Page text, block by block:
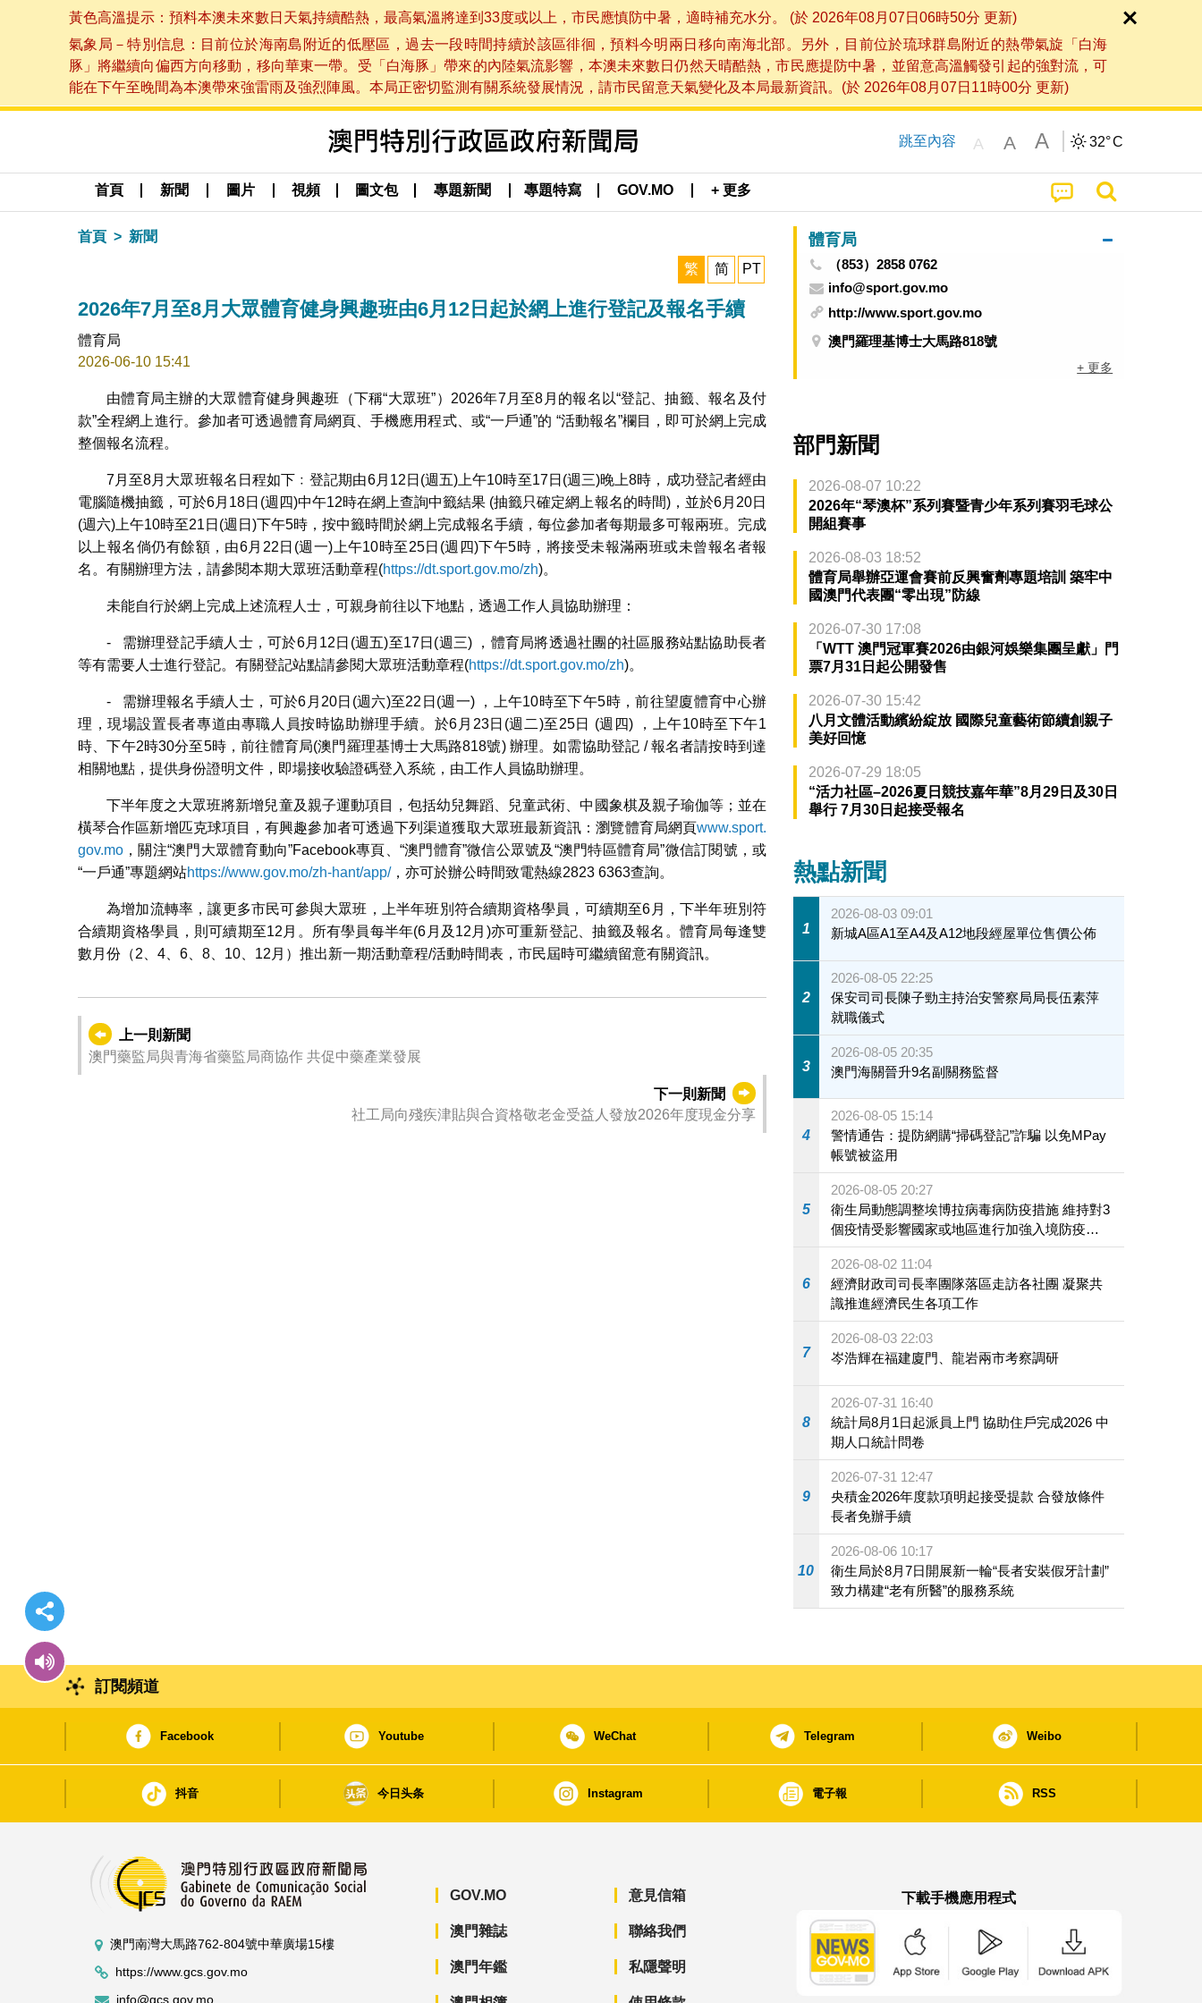
黃色高溫提示：預料本澳未來數日天氣持續酷熱，最高氣溫將達到33度或以上，市民應慎防中暑，適時補充水分。 (於 2026年08月07日06時50分 更新)
氣象局－特別信息：目前位於海南島附近的低壓區，過去一段時間持續於該區徘徊，預料今明兩日移向南海北部。另外，目前位於琉球群島附近的熱帶氣旋「白海
豚」將繼續向偏西方向移動，移向華東一帶。受「白海豚」帶來的內陸氣流影響，本澳未來數日仍然天晴酷熱，市民應提防中暑，並留意高溫觸發引起的強對流，可
能在下午至晚間為本澳帶來強雷雨及強烈陣風。本局正密切監測有關系統發展情況，請市民留意天氣變化及本局最新資訊。(於 2026年08月07日11時00分 更新)
跳至內容 A A A 32°C
首頁 新聞 圖片 視頻 圖文包 專題新聞 專題特寫 GOV.MO + 更多
首頁 新聞
繁 简 PT
2026年7月至8月大眾體育健身興趣班由6月12日起於網上進行登記及報名手續
體育局
2026-06-10 15:41
由體育局主辦的大眾體育健身興趣班（下稱“大眾班”）2026年7月至8月的報名以“登記、抽籤、報名及付
款”全程網上進行。參加者可透過體育局網頁、手機應用程式、或“一戶通”的 “活動報名”欄目，即可於網上完成
整個報名流程。
7月至8月大眾班報名日程如下﹕登記期由6月12日(週五)上午10時至17日(週三)晚上8時，成功登記者經由
電腦隨機抽籤，可於6月18日(週四)中午12時在網上查詢中籤結果 (抽籤只確定網上報名的時間)，並於6月20日
(週六)上午10時至21日(週日)下午5時，按中籤時間於網上完成報名手續，每位參加者每期最多可報兩班。完成
以上報名倘仍有餘額，由6月22日(週一)上午10時至25日(週四)下午5時，將接受未報滿兩班或未曾報名者報
名。有關辦理方法，請參閱本期大眾班活動章程(https://dt.sport.gov.mo/zh)。
未能自行於網上完成上述流程人士，可親身前往以下地點，透過工作人員協助辦理：
- 需辦理登記手續人士，可於6月12日(週五)至17日(週三) ，體育局將透過社團的社區服務站點協助長者
等有需要人士進行登記。有關登記站點請參閱大眾班活動章程(https://dt.sport.gov.mo/zh)。
- 需辦理報名手續人士，可於6月20日(週六)至22日(週一) ，上午10時至下午5時，前往望廈體育中心辦
理，現場設置長者專道由專職人員按時協助辦理手續。於6月23日(週二)至25日 (週四) ，上午10時至下午1
時、下午2時30分至5時，前往體育局(澳門羅理基博士大馬路818號) 辦理。如需協助登記 / 報名者請按時到達
相關地點，提供身份證明文件，即場接收驗證碼登入系統，由工作人員協助辦理。
下半年度之大眾班將新增兒童及親子運動項目，包括幼兒舞蹈、兒童武術、中國象棋及親子瑜伽等；並在
橫琴合作區新增匹克球項目，有興趣參加者可透過下列渠道獲取大眾班最新資訊：瀏覽體育局網頁www.sport.
gov.mo ，關注“澳門大眾體育動向”Facebook專頁、“澳門體育”微信公眾號及“澳門特區體育局”微信訂閱號，或
“一戶通”專題網站https://www.gov.mo/zh-hant/app/，亦可於辦公時間致電熱線2823 6363查詢。
為增加流轉率，讓更多市民可參與大眾班，上半年班別符合續期資格學員，可續期至6月，下半年班別符
合續期資格學員，則可續期至12月。所有學員每半年(6月及12月)亦可重新登記、抽籤及報名。體育局每逢雙
數月份（2、4、6、8、10、12月）推出新一期活動章程/活動時間表，市民屆時可繼續留意有關資訊。
上一則新聞
澳門藥監局與青海省藥監局商協作 共促中藥產業發展
下一則新聞
社工局向殘疾津貼與合資格敬老金受益人發放2026年度現金分享
體育局
（853）2858 0762
info@sport.gov.mo
http://www.sport.gov.mo
澳門羅理基博士大馬路818號
+ 更多
部門新聞
2026-08-07 10:22
2026年“琴澳杯”系列賽暨青少年系列賽羽毛球公
開組賽事
2026-08-03 18:52
體育局舉辦亞運會賽前反興奮劑專題培訓 築牢中
國澳門代表團“零出現”防線
2026-07-30 17:08
「WTT 澳門冠軍賽2026由銀河娛樂集團呈獻」門
票7月31日起公開發售
2026-07-30 15:42
八月文體活動繽紛綻放 國際兒童藝術節續創親子
美好回憶
2026-07-29 18:05
“活力社區–2026夏日競技嘉年華”8月29日及30日
舉行 7月30日起接受報名
熱點新聞
1
2026-08-03 09:01
新城A區A1至A4及A12地段經屋單位售價公佈
2
2026-08-05 22:25
保安司司長陳子勁主持治安警察局局長伍素萍
就職儀式
3
2026-08-05 20:35
澳門海關晉升9名副關務監督
4
2026-08-05 15:14
警情通告：提防網購“掃碼登記”詐騙 以免MPay
帳號被盜用
5
2026-08-05 20:27
衛生局動態調整埃博拉病毒病防疫措施 維持對3
個疫情受影響國家或地區進行加強入境防疫措
施
6
2026-08-02 11:04
經濟財政司司長率團隊落區走訪各社團 凝聚共
識推進經濟民生各項工作
7
2026-08-03 22:03
岑浩輝在福建廈門、龍岩兩市考察調研
8
2026-07-31 16:40
統計局8月1日起派員上門 協助住戶完成2026 中
期人口統計問卷
9
2026-07-31 12:47
央積金2026年度款項明起接受提款 合發放條件
長者免辦手續
10
2026-08-06 10:17
衛生局於8月7日開展新一輪“長者安裝假牙計劃”
致力構建“老有所醫”的服務系統
訂閱頻道
Facebook Youtube WeChat Telegram Weibo
抖音 今日头条 Instagram 電子報 RSS
澳門南灣大馬路762-804號中華廣場15樓
https://www.gcs.gov.mo
info@gcs.gov.mo
GOV.MO
澳門雜誌
澳門年鑑
意見信箱
聯絡我們
私隱聲明
下載手機應用程式